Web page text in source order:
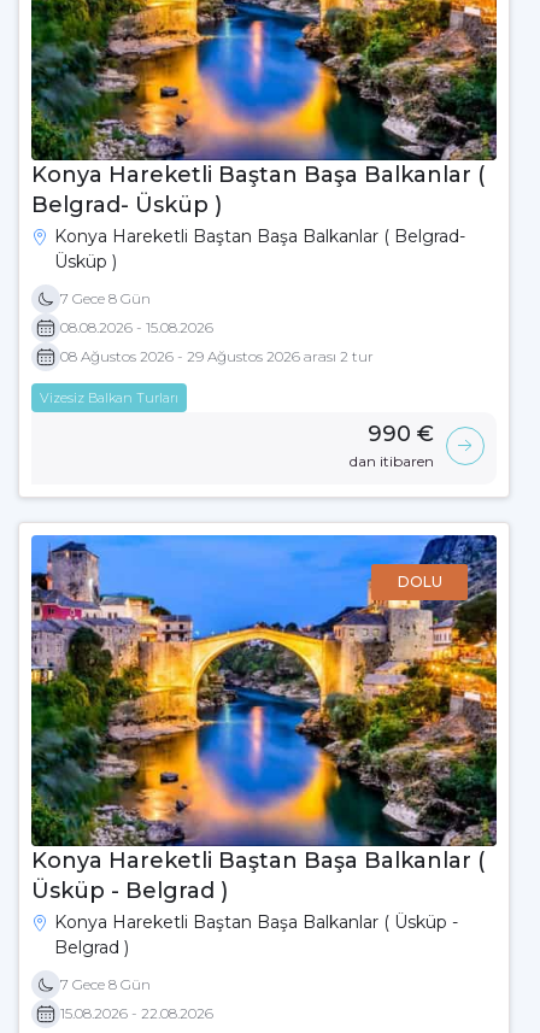
Konya Hareketli Baştan Başa Balkanlar (
Belgrad- Üsküp )
Konya Hareketli Baştan Başa Balkanlar ( Belgrad-
Üsküp )
7 Gece 8 Gün
08.08.2026 - 15.08.2026
08 Ağustos 2026 - 29 Ağustos 2026 arası 2 tur
Vizesiz Balkan Turları
990 €
dan itibaren
DOLU
Konya Hareketli Baştan Başa Balkanlar (
Üsküp - Belgrad )
Konya Hareketli Baştan Başa Balkanlar ( Üsküp -
Belgrad )
7 Gece 8 Gün
15.08.2026 - 22.08.2026